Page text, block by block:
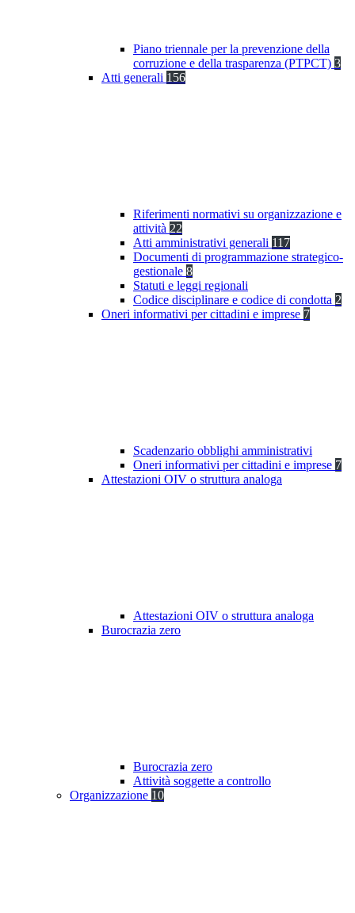
Piano triennale per la prevenzione della
corruzione e della trasparenza (PTPCT) 3
Atti generali 156
Riferimenti normativi su organizzazione e
attività 22
Atti amministrativi generali 117
Documenti di programmazione strategico-
gestionale 8
Statuti e leggi regionali
Codice disciplinare e codice di condotta 2
Oneri informativi per cittadini e imprese 7
Scadenzario obblighi amministrativi
Oneri informativi per cittadini e imprese 7
Attestazioni OIV o struttura analoga
Attestazioni OIV o struttura analoga
Burocrazia zero
Burocrazia zero
Attività soggette a controllo
Organizzazione 10